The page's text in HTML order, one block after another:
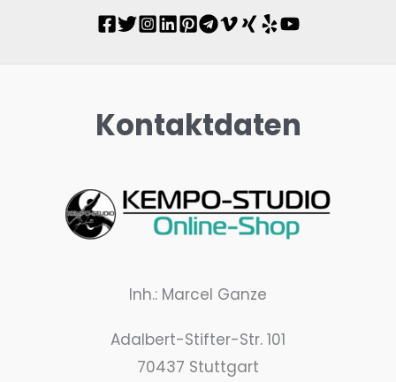
Kontaktdaten
Inh.: Marcel Ganze
Adalbert-Stifter-Str. 101
70437 Stuttgart